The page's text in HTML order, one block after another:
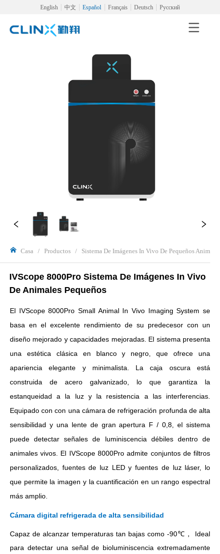
English 中文 Español Français Deutsch Русский
Casa / Productos / Sistema De Imágenes In Vivo De Pequeños
IVScope 8000Pro Sistema De Imágenes In Vivo
De Animales Pequeños